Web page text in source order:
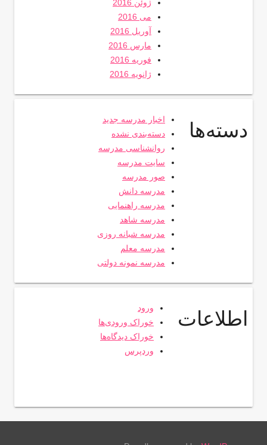
ژوئن 2016
می 2016
آوریل 2016
مارس 2016
فوریه 2016
ژانویه 2016
دسته‌ها
اخبار مدرسه جدید
دسته‌بندی نشده
روانشناسی مدرسه
سایت مدرسه
صور مدرسه
مدرسه دانش
مدرسه راهنمایی
مدرسه شاهد
مدرسه شبانه روزی
مدرسه معلم
مدرسه نمونه دولتی
اطلاعات
ورود
خوراک ورودی‌ها
خوراک دیدگاه‌ها
وردپرس